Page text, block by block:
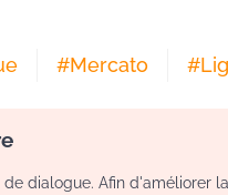
#Mercato #
dialogue. Afin d'améliorer